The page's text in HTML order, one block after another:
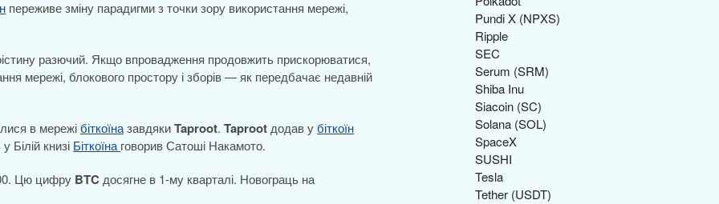
переживе зміну парадигми з точки зору використання мережі,
разючий. Якщо впровадження продовжить прискорюватися,
мережі, блокового простору і зборів — як передбачає недавній
в мережібіткоїназавдякиTaproot. Taproot додав убіткоїн
Білій книзі Біткоїна говорив Сатоші Накамото.
Цю цифру BTC досягне в 1-му кварталі. Новограць на
Pundi X (NPXS)
Ripple
SEC
Serum (SRM)
Shiba Inu
Siacoin (SC)
Solana (SOL)
SpaceX
SUSHI
Tesla
Tether (USDT)